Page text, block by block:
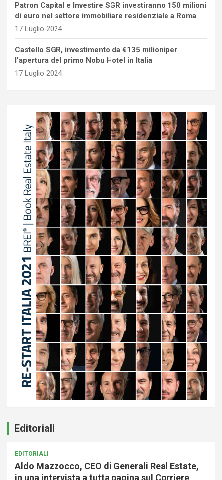
Patron Capital e Investire SGR investiranno 150 milioni
di euro nel settore immobiliare residenziale a Roma
17 Luglio 2024
Castello SGR, investimento da €135 milioniper
l’apertura del primo Nobu Hotel in Italia
17 Luglio 2024
Editoriali
EDITORIALI
Aldo Mazzocco, CEO di Generali Real Estate,
in una intervista a tutta pagina sul Corriere